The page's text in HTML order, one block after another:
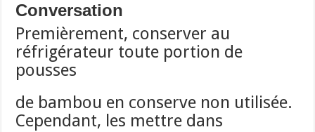
Conversation
Premièrement, conserver au
réfrigérateur toute portion de
pousses
de bambou en conserve non utilisée.
Cependant, les mettre dans